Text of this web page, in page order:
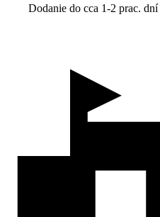
Dodanie do cca 1-2 prac. dní